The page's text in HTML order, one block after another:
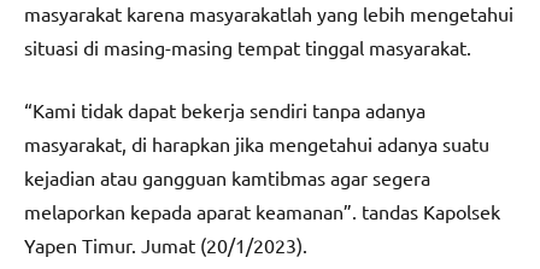
masyarakat karena masyarakatlah yang lebih mengetahui
situasi di masing-masing tempat tinggal masyarakat.
“Kami tidak dapat bekerja sendiri tanpa adanya
masyarakat, di harapkan jika mengetahui adanya suatu
kejadian atau gangguan kamtibmas agar segera
melaporkan kepada aparat keamanan”. tandas Kapolsek
Yapen Timur. Jumat (20/1/2023).